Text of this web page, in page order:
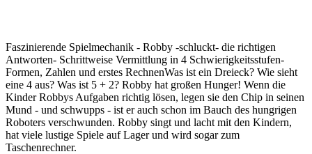
Faszinierende Spielmechanik - Robby -schluckt- die richtigen
Antworten- Schrittweise Vermittlung in 4 Schwierigkeitsstufen-
Formen, Zahlen und erstes RechnenWas ist ein Dreieck? Wie sieht
eine 4 aus? Was ist 5 + 2? Robby hat großen Hunger! Wenn die
Kinder Robbys Aufgaben richtig lösen, legen sie den Chip in seinen
Mund - und schwupps - ist er auch schon im Bauch des hungrigen
Roboters verschwunden. Robby singt und lacht mit den Kindern,
hat viele lustige Spiele auf Lager und wird sogar zum
Taschenrechner.